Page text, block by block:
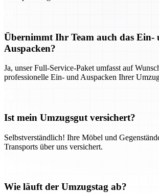
Übernimmt Ihr Team auch das Ein-
Auspacken?
Ja, unser Full-Service-Paket umfasst auf
professionelle Ein- und Auspacken Ihrer
Ist mein Umzugsgut versichert?
Selbstverständlich! Ihre Möbel und
Transports über uns versichert.
Wie läuft der Umzugstag ab?